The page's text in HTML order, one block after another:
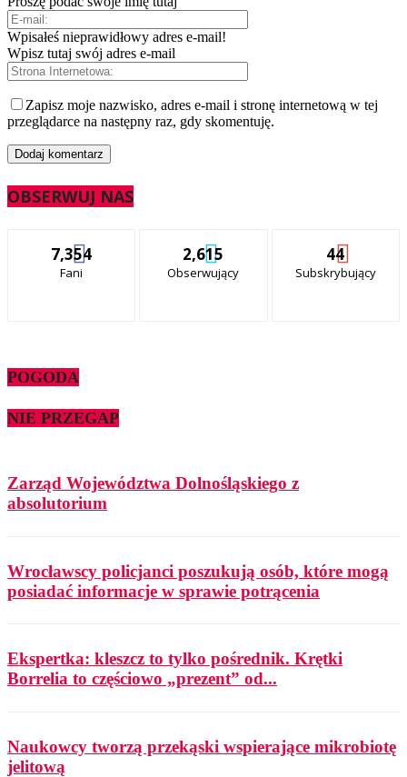
Wpisałeś nieprawidłowy adres e-mail!
Wpisz tutaj swój adres e-mail
Zapisz moje nazwisko, adres e-mail i stronę internetową w tej
przeglądarce na następny raz, gdy skomentuję.
OBSERWUJ NAS
7,354
Fani
2,615
Obserwujący
44
Subskrybujący
POGODA
NIE PRZEGAP
Zarząd Województwa Dolnośląskiego z
absolutorium
Wrocławscy policjanci poszukują osób, które mogą
posiadać informacje w sprawie potrącenia
Ekspertka: kleszcz to tylko pośrednik. Krętki
Borrelia to częściowo „prezent” od...
Naukowcy tworzą przekąski wspierające mikrobiotę
jelitową